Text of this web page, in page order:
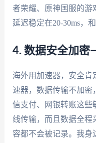
者荣耀、原神国服的游
延迟稳定在20-30ms，
4. 数据安全加
海外用加速器，安全肯
速器，数据传输不加密
信支付、网银转账这些
线传输，而且数据全程
容都不会被记录。我身